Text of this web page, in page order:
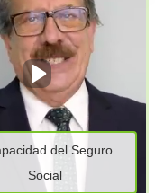
Justicia, Los
Luna,
y
Social por
tardan 6+
pasados no
ser
del Seguro
Social